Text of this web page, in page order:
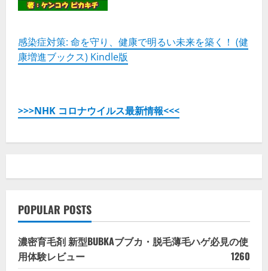
感染症対策: 命を守り、健康で明るい未来を築く！ (健
康増進ブックス) Kindle版
>>>NHK コロナウイルス最新情報<<<
POPULAR POSTS
濃密育毛剤 新型BUBKAブブカ・脱毛薄毛ハゲ必見の使
用体験レビュー
1260